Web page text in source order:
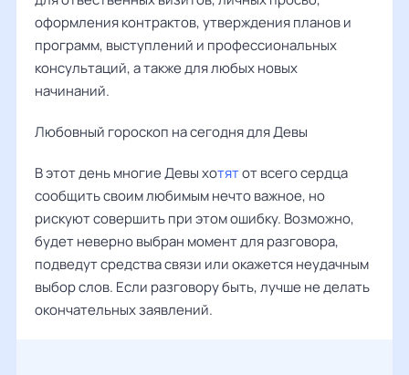
оформления контрактов, утверждения планов и
программ, выступлений и профессиональных
консультаций, а также для любых новых
начинаний.
Любовный гороскоп на сегодня для Девы
В этот день многие Девы хотятот всего сердца
сообщить своим любимым нечто важное, но
рискуют совершить при этом ошибку. Возможно,
будет неверно выбран момент для разговора,
подведут средства связи или окажется неудачным
выбор слов. Если разговору быть, лучше не делать
окончательных заявлений.